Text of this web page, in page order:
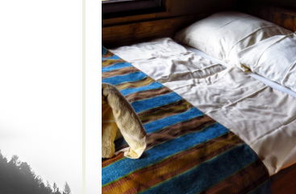
Masai-Mara-Lodge im
Serengetipark
FAMILIENNATUR
Hodenhagen,MasaiMara,Natur,
Serengetipark,Tiere,Tierpark,Wildlife